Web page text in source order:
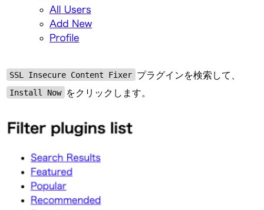
SSL Insecure Content Fixer プラグインを検索して、
Install Now をクリックします。